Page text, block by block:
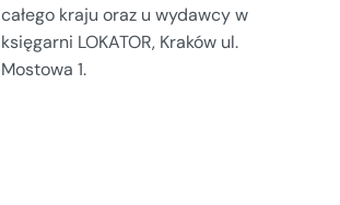
całego kraju oraz u wydawcy w
księgarni LOKATOR, Kraków ul.
Mostowa 1.